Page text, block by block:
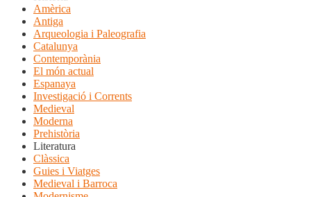
Amèrica
Antiga
Arqueologia i Paleografia
Catalunya
Contemporània
El món actual
Espanaya
Investigació i Corrents
Medieval
Moderna
Prehistòria
Literatura
Clàssica
Guies i Viatges
Medieval i Barroca